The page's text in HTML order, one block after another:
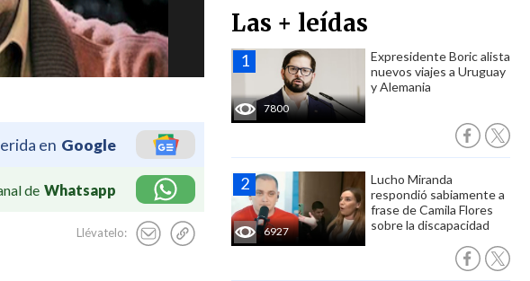
en Google
de Whatsapp
Llévatelo:
Las + leídas
7800
Expresidente Boric alista
nuevos viajes a Uruguay
y Alemania
6927
Lucho Miranda
respondió sabiamente a
frase de Camila Flores
sobre la discapacidad